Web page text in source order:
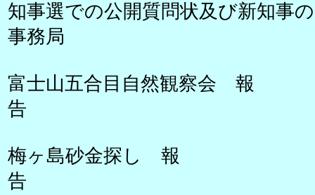
知事選での公開質問状及び
事務局
富士山五合目自然観察会 報
告
梅ヶ島砂金探し 報